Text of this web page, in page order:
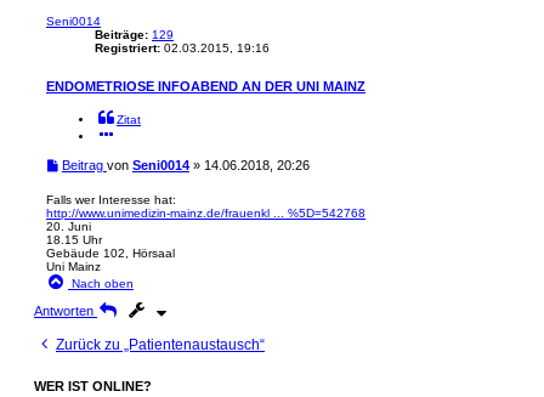
Seni0014
Beiträge: 129
Registriert: 02.03.2015, 19:16
ENDOMETRIOSE INFOABEND AN DER UNI MAINZ
Zitat
Beitrag von Seni0014» 14.06.2018, 20:26
Falls wer Interesse hat:
http://www.unimedizin-mainz.de/frauenkl ... %5D=542768
20. Juni
18.15 Uhr
Gebäude 102, Hörsaal
Uni Mainz
Nach oben
Antworten
Zurück zu „Patientenaustausch“
WER IST ONLINE?